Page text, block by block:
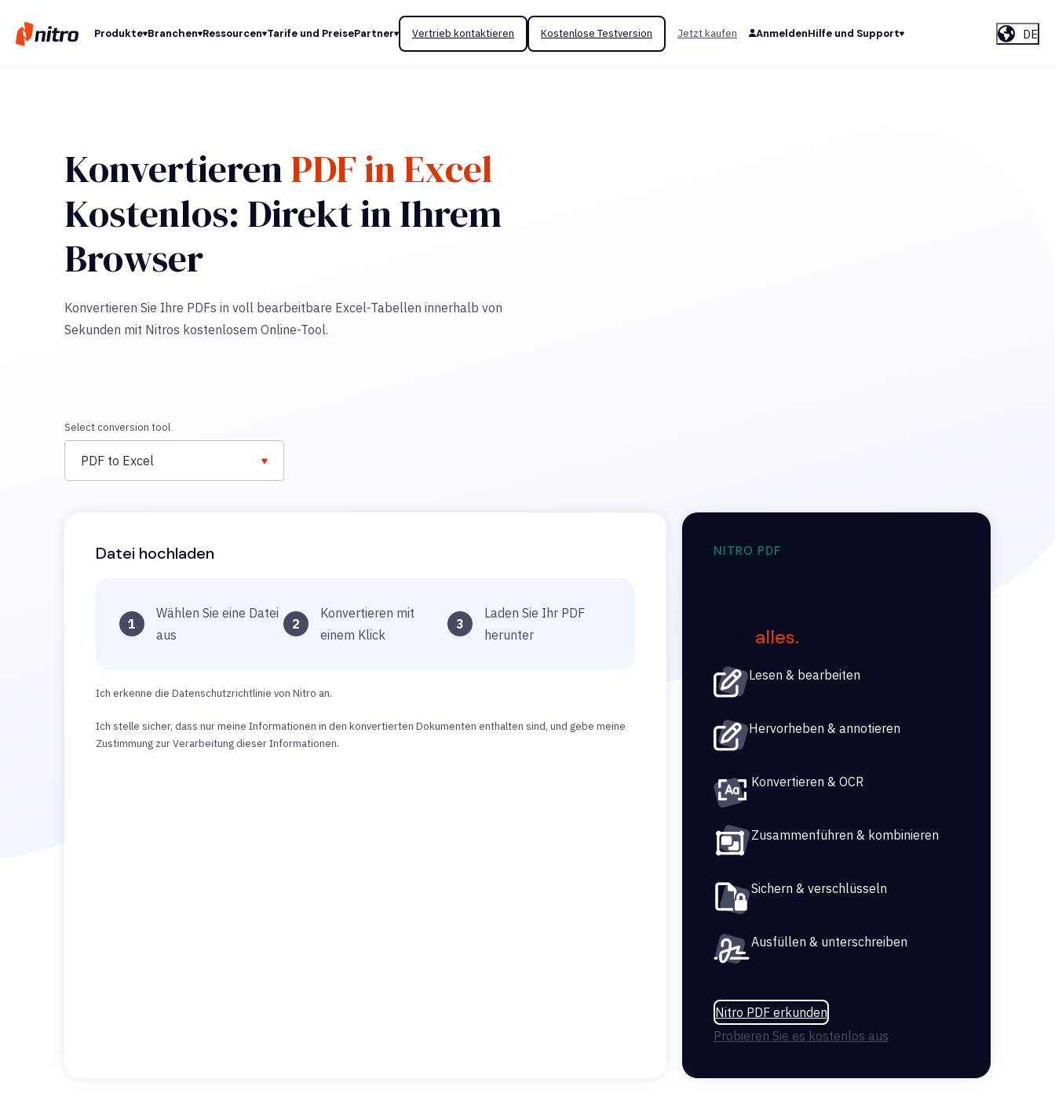
Produkte Branchen Ressourcen Tarife und PreisePartner Vertrieb kontaktieren Kostenlose Testversion Jetzt kaufen AnmeldenHilfe und Support DE
KonvertierenPDF in Excel
Kostenlos: Direkt in Ihrem
Browser
Konvertieren Sie Ihre PDFs in voll bearbeitbare Excel-Tabellen innerhalb von
Sekunden mit Nitros kostenlosem Online-Tool.
Select conversion tool
PDF to Excel
Datei hochladen
1
Wählen Sie eine Datei
aus
2
Konvertieren mit
einem Klick
3
Laden Sie Ihr PDF
herunter
Ich erkenne die Datenschutzrichtlinie von Nitro an.
Ich stelle sicher, dass nur meine Informationen in den konvertierten Dokumenten enthalten sind, und gebe meine
Zustimmung zur Verarbeitung dieser Informationen.
NITRO PDF
alles.
Lesen & bearbeiten
Hervorheben & annotieren
Konvertieren & OCR
Zusammenführen & kombinieren
Sichern & verschlüsseln
Ausfüllen & unterschreiben
Nitro PDF erkunden
Probieren Sie es kostenlos aus